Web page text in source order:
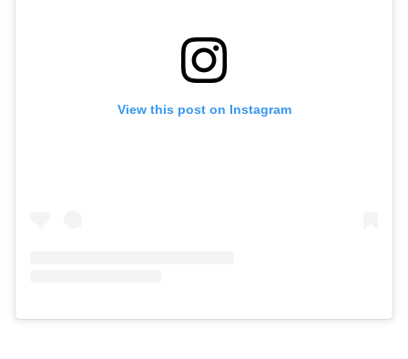
View this post on Instagram